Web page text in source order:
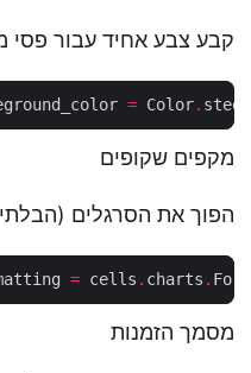
קבע צבע אחיד עבור פסי
= Color.
מקפים שקופים
הפוך את הסרגלים
= cells . charts .
מסמך הזמנות